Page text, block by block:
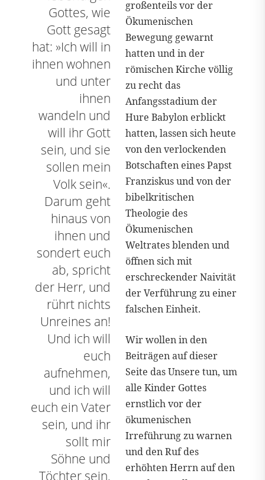
Gottes, wie
Gott gesagt
hat: »Ich will in
ihnen wohnen
und unter
ihnen
wandeln und
will ihr Gott
sein, und sie
sollen mein
Volk sein«.
Darum geht
hinaus von
ihnen und
sondert euch
ab, spricht
der Herr, und
rührt nichts
Unreines an!
Und ich will
euch
aufnehmen,
und ich will
euch ein Vater
sein, und ihr
sollt mir
Söhne und
Töchter sein,
großenteils vor der
Ökumenischen
Bewegung gewarnt
hatten und in der
römischen Kirche völlig
zu recht das
Anfangsstadium der
Hure Babylon erblickt
hatten, lassen sich heute
von den verlockenden
Botschaften eines Papst
Franziskus und von der
bibelkritischen
Theologie des
Ökumenischen
Weltrates blenden und
öffnen sich mit
erschreckender Naivität
der Verführung zu einer
falschen Einheit.
Wir wollen in den
Beiträgen auf dieser
Seite das Unsere tun, um
alle Kinder Gottes
ernstlich vor der
ökumenischen
Irreführung zu warnen
und den Ruf des
erhöhten Herrn auf den